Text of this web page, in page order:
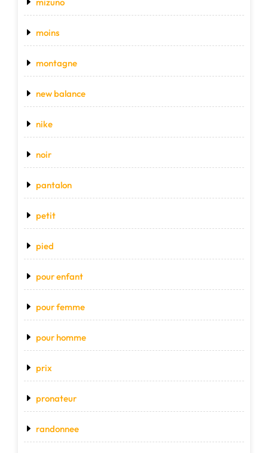
moins
montagne
new balance
nike
noir
pantalon
petit
pied
pour enfant
pour femme
pour homme
prix
pronateur
randonnee